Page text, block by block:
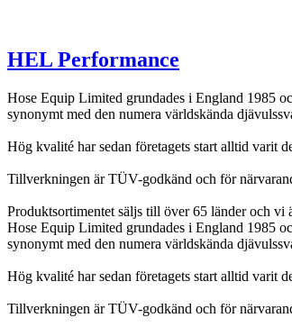
HEL Performance
Hose Equip Limited grundades i England 1985
synonymt med den numera världskända
Hög kvalité har sedan företagets start alltid varit
Tillverkningen är TÜV-godkänd och för
Produktsortimentet säljs till över 65 länder och vi
Hose Equip Limited grundades i England 1985
synonymt med den numera världskända
Hög kvalité har sedan företagets start alltid varit
Tillverkningen är TÜV-godkänd och för